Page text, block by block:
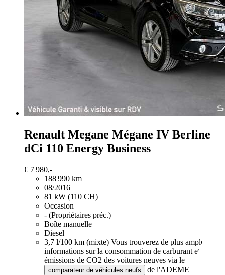
Renault Megane Mégane IV Berline
dCi 110 Energy Business
€ 7 980,-
188 990 km
08/2016
81 kW (110 CH)
Occasion
- (Propriétaires préc.)
Boîte manuelle
Diesel
3,7 l/100 km (mixte) Vous trouverez de plus amples
informations sur la consommation de carburant et les
émissions de CO2 des voitures neuves via le
comparateur de véhicules neufs
de l'ADEME.